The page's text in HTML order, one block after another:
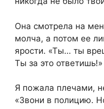
Она смотрела на
молча, а потом ее
ярости. «Ты… ты
Ты за это ответишь!»
Я пожала плечами,
«Звони в полицию.